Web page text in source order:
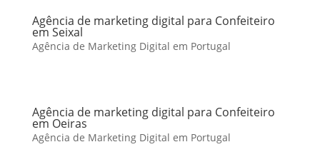
Agência de marketing digital para Confeiteiro
em Seixal
Agência de Marketing Digital em Portugal
Agência de marketing digital para Confeiteiro
em Oeiras
Agência de Marketing Digital em Portugal